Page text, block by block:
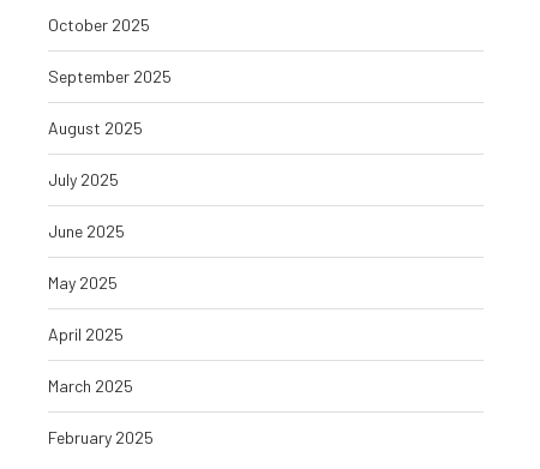
October 2025
September 2025
August 2025
July 2025
June 2025
May 2025
April 2025
March 2025
February 2025